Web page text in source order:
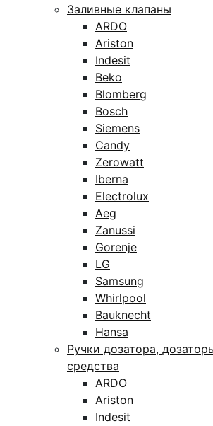
Заливные клапаны
ARDO
Ariston
Indesit
Beko
Blomberg
Bosch
Siemens
Candy
Zerowatt
Iberna
Electrolux
Aeg
Zanussi
Gorenje
LG
Samsung
Whirlpool
Bauknecht
Hansa
Ручки дозатора,
средства
ARDO
Ariston
Indesit